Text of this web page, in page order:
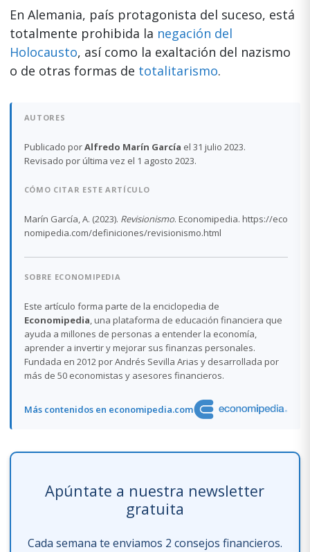
En Alemania, país protagonista del suceso, está
totalmente prohibida la negación del
Holocausto, así como la exaltación del nazismo
o de otras formas de totalitarismo.
AUTORES
Publicado porAlfredo Marín García el 31 julio 2023.
Revisado por última vez el 1 agosto 2023.
CÓMO CITAR ESTE ARTÍCULO
Marín García, A. (2023). Revisionismo. Economipedia. https://eco
nomipedia.com/definiciones/revisionismo.html
SOBRE ECONOMIPEDIA
Este artículo forma parte de la enciclopedia de
Economipedia, una plataforma de educación financiera que
ayuda a millones de personas a entender la economía,
aprender a invertir y mejorar sus finanzas personales.
Fundada en 2012 por Andrés Sevilla Arias y desarrollada por
más de 50 economistas y asesores financieros.
Más contenidos en economipedia.com
Apúntate a nuestra newsletter
gratuita
Cada semana te enviamos 2 consejos financieros.